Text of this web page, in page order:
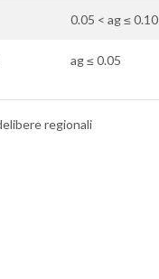
0.05 < ag ≤ 0.10
ag ≤ 0.05
regionali